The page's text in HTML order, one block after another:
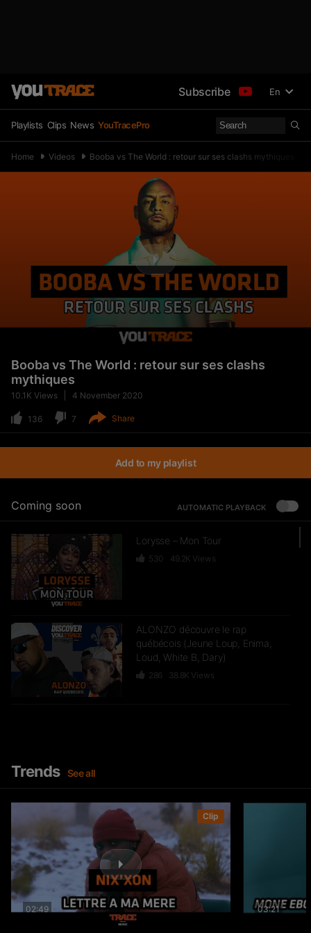
Subscribe En
Playlists Clips News YouTracePro
Home Videos Booba vs The World : retour sur ses clashs mythiques
Booba vs The World : retour sur ses clashs
mythiques
10.1K Views 4 November 2020
136 7 Share
Add to my playlist
Coming soon AUTOMATIC PLAYBACK
Lorysse – Mon Tour
530 49.2K Views
ALONZO découvre le rap
québécois (Jeune Loup, Enima,
Loud, White B, Dary)
286 38.8K Views
J’passe sur TRACE #5 : UZI un
“Cœur Abimé” (Documentaire)
1.7K 97.1K Views
S.PRI NOIR découvre le rap
sénégalais (Dip Doudou Guiss,
Trends See all
02:49
Clip
03:21